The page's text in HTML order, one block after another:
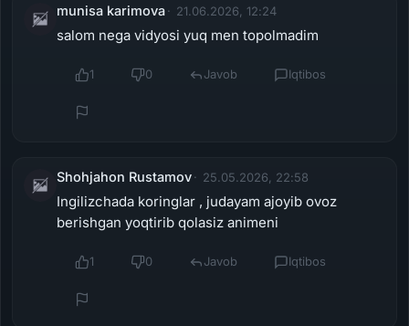
munisa karimova 21.06.2026, 12:24
salom nega vidyosi yuq men topolmadim
1 0 Javob Iqtibos
Shohjahon Rustamov 25.05.2026, 22:58
Ingilizchada koringlar , judayam ajoyib ovoz
berishgan yoqtirib qolasiz animeni
1 0 Javob Iqtibos